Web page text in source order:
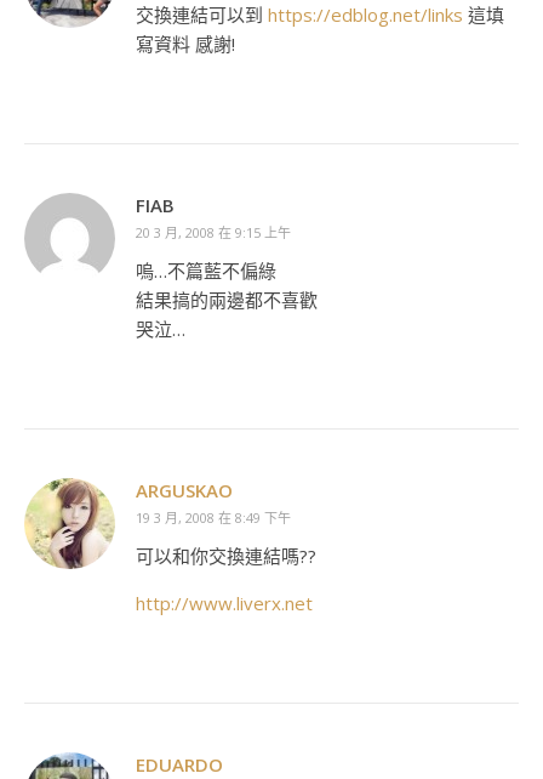
交換連結可以到 https://edblog.net/links 這填
寫資料 感謝!
FIAB
20 3 月, 2008 在 9:15 上午
嗚…不篇藍不偏綠
結果搞的兩邊都不喜歡
哭泣…
ARGUSKAO
19 3 月, 2008 在 8:49 下午
可以和你交換連結嗎??
http://www.liverx.net
EDUARDO